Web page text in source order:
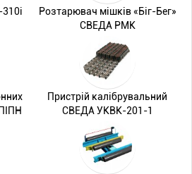
310i
Розтарювач мішків «Біг-Бег»
СВЕДА РМК
Пристрій калібрувальний
СВЕДА УКВК-201-1